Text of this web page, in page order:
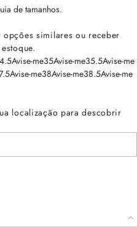
de tamanhos.
opções similares ou receber
Avise-me35Avise-me35.5Avise-me
Avise-me38Avise-me38.5Avise-me
localização para descobrir